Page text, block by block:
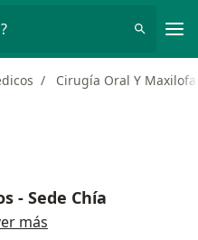
Cirugía Oral Y
- Sede Chía
más